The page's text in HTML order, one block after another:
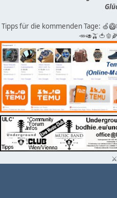
Tipps für die kommenden Tage:
⚔